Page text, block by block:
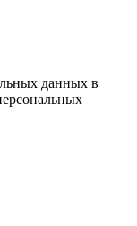
данных в